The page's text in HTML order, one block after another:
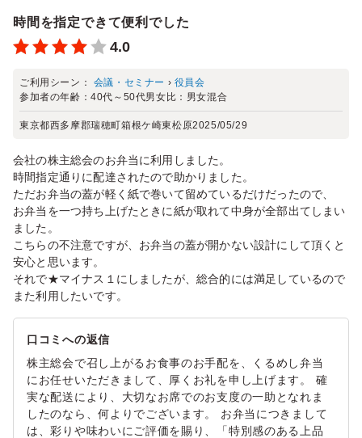
時間を指定できて便利でした
4.0
ご利用シーン： 会議・セミナー › 役員会
参加者の年齢：40代～50代男女比： 男女混合
東京都西多摩郡瑞穂町箱根ケ崎東松原2025/05/29
会社の株主総会のお弁当に利用しました。
時間指定通りに配達されたので助かりました。
ただお弁当の蓋が軽く紙で巻いて留めているだけだったので、
お弁当を一つ持ち上げたときに紙が取れて中身が全部出てしまい
ました。
こちらの不注意ですが、お弁当の蓋が開かない設計にして頂くと
安心と思います。
それで★マイナス１にしましたが、総合的には満足しているので
また利用したいです。
口コミへの返信
株主総会で召し上がるお食事のお手配を、くるめし弁当
にお任せいただきまして、厚くお礼を申し上げます。 確
実な配送により、大切なお席でのお支度の一助となれま
したのなら、何よりでございます。 お弁当につきまして
は、彩りや味わいにご評価を賜り、「特別感のある上品